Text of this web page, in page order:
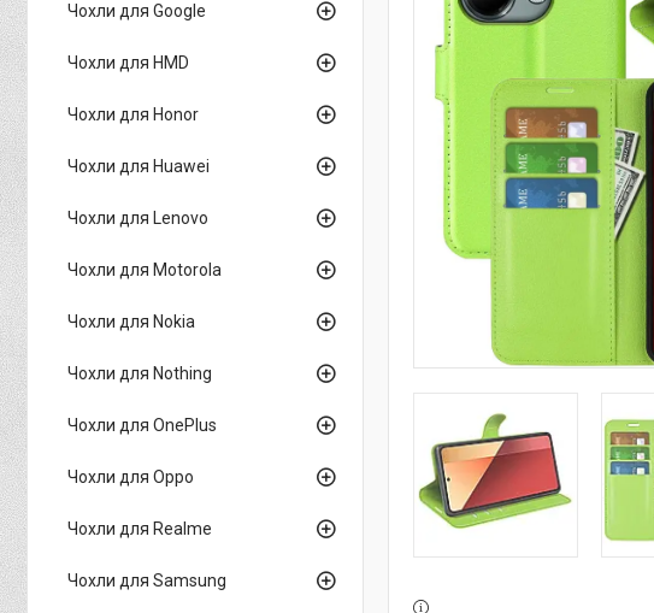
Чохли для Google
Чохли для HMD
Чохли для Honor
Чохли для Huawei
Чохли для Lenovo
Чохли для Motorola
Чохли для Nokia
Чохли для Nothing
Чохли для OnePlus
Чохли для Oppo
Чохли для Realme
Чохли для Samsung